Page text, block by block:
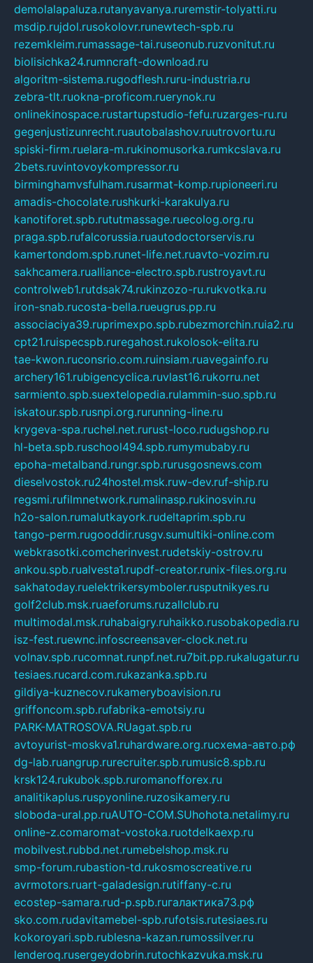
demolalapaluza.rutanyavanya.ruremstir-tolyatti.ru
msdip.rujdol.rusokolovr.runewtech-spb.ru
rezemkleim.rumassage-tai.ruseonub.ruzvonitut.ru
biolisichka24.rumncraft-download.ru
algoritm-sistema.rugodflesh.ruru-industria.ru
zebra-tlt.ruokna-proficom.ruerynok.ru
onlinekinospace.rustartupstudio-fefu.ruzarges-ru.ru
gegenjustizunrecht.ruautobalashov.ruutrovortu.ru
spiski-firm.ruelara-m.rukinomusorka.rumkcslava.ru
2bets.ruvintovoykompressor.ru
birminghamvsfulham.rusarmat-komp.rupioneeri.ru
amadis-chocolate.rushkurki-karakulya.ru
kanotiforet.spb.rututmassage.ruecolog.org.ru
praga.spb.rufalcorussia.ruautodoctorservis.ru
kamertondom.spb.runet-life.net.ruavto-vozim.ru
sakhcamera.rualliance-electro.spb.rustroyavt.ru
controlweb1.rutdsak74.rukinzozo-ru.rukvotka.ru
iron-snab.rucosta-bella.rueugrus.pp.ru
associaciya39.ruprimexpo.spb.rubezmorchin.ruia2.ru
cpt21.ruispecspb.ruregahost.rukolosok-elita.ru
tae-kwon.ruconsrio.com.ruinsiam.ruavegainfo.ru
archery161.rubigencyclica.ruvlast16.rukorru.net
sarmiento.spb.suextelopedia.rulammin-suo.spb.ru
iskatour.spb.rusnpi.org.rurunning-line.ru
krygeva-spa.ruchel.net.rurust-loco.rudugshop.ru
hl-beta.spb.ruschool494.spb.rumymubaby.ru
epoha-metalband.rungr.spb.rurusgosnews.com
dieselvostok.ru24hostel.msk.ruw-dev.ruf-ship.ru
regsmi.rufilmnetwork.rumalinasp.rukinosvin.ru
h2o-salon.rumalutkayork.rudeltaprim.spb.ru
tango-perm.rugooddir.rusgv.sumultiki-online.com
webkrasotki.comcherinvest.rudetskiy-ostrov.ru
ankou.spb.rualvesta1.rupdf-creator.runix-files.org.ru
sakhatoday.ruelektrikersymboler.rusputnikyes.ru
golf2club.msk.ruaeforums.ruzallclub.ru
multimodal.msk.ruhabaigry.ruhaikko.rusobakopedia.ru
isz-fest.ruewnc.infoscreensaver-clock.net.ru
volnav.spb.rucomnat.runpf.net.ru7bit.pp.rukalugatur.ru
tesiaes.rucard.com.rukazanka.spb.ru
gildiya-kuznecov.rukameryboavision.ru
griffoncom.spb.rufabrika-emotsiy.ru
PARK-MATROSOVA.RUagat.spb.ru
avtoyurist-moskva1.ruhardware.org.ruсхема-авто.рф
dg-lab.ruangrup.rurecruiter.spb.rumusic8.spb.ru
krsk124.rukubok.spb.ruromanofforex.ru
analitikaplus.ruspyonline.ruzosikamery.ru
sloboda-ural.pp.ruAUTO-COM.SUhohota.netalimy.ru
online-z.comaromat-vostoka.ruotdelkaexp.ru
mobilvest.rubbd.net.rumebelshop.msk.ru
smp-forum.rubastion-td.rukosmoscreative.ru
avrmotors.ruart-galadesign.rutiffany-c.ru
ecostep-samara.rud-p.spb.ruгалактика73.рф
sko.com.rudavitamebel-spb.rufotsis.rutesiaes.ru
kokoroyari.spb.rublesna-kazan.rumossilver.ru
lenderoq.rusergeydobrin.rutochkazvuka.msk.ru